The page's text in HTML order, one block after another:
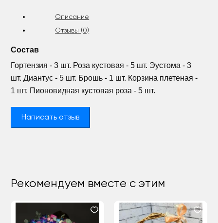
Описание
Отзывы (0)
Состав
Гортензия - 3 шт. Роза кустовая - 5 шт. Эустома - 3
шт. Диантус - 5 шт. Брошь - 1 шт. Корзина плетеная -
1 шт. Пионовидная кустовая роза - 5 шт.
Написать отзыв
Рекомендуем вместе с этим